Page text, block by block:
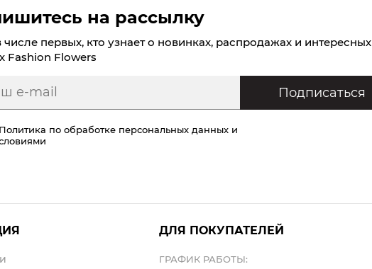
на рассылку
числе первых, кто узнает о новинках, распродажах и интересных
Fashion Flowers
по обработке персональных данных и
Подписаться
ДЛЯ ПОКУПАТЕЛЕЙ
ГРАФИК РАБОТЫ: